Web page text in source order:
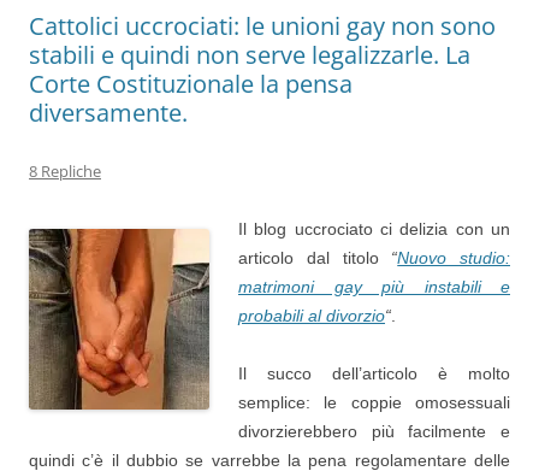
Cattolici uccrociati: le unioni gay non sono
stabili e quindi non serve legalizzarle. La
Corte Costituzionale la pensa
diversamente.
8 Repliche
Il blog uccrociato ci delizia con un
articolo dal titolo “Nuovo studio:
matrimoni gay più instabili e
probabili al divorzio“
Il succo dell’articolo è molto
semplice: le coppie omosessuali
divorzierebbero più facilmente e
quindi c’è il dubbio se varrebbe la pena regolamentare delle